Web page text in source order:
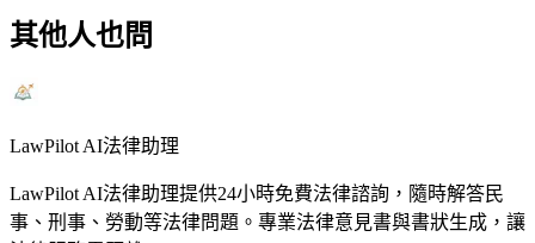
其他人也問
LawPilot AI法律助理
LawPilot AI法律助理提供24小時免費法律諮詢，隨時解答民
事、刑事、勞動等法律問題。專業法律意見書與書狀生成，讓